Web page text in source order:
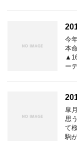
今
本
ー
皐
思
て
駒